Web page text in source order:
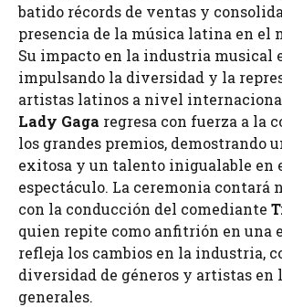
batido récords de ventas y
presencia de la música latina en el
Su impacto en la industria musical
impulsando la diversidad y la
artistas latinos a nivel
Lady Gaga regresa con fuerza a la
los grandes premios, demostrando
exitosa y un talento inigualable en
espectáculo. La ceremonia contará
con la conducción del comediante
quien repite como anfitrión en una
refleja los cambios en la industria,
diversidad de géneros y artistas en
generales.